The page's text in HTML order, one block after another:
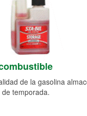
de la gasolina
temporada.